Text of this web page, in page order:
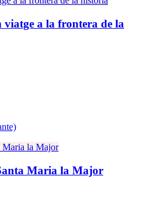
viatge a la frontera de la
Maria la Major